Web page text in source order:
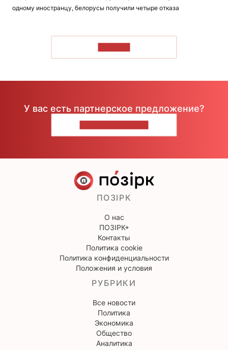
одному иностранцу, белорусы получили четыре отказа
У вас есть партнерское предложение?
ПОЗІРК
О нас
ПОЗІРК+
Контакты
Политика cookie
Политика конфиденциальности
Положения и условия
РУБРИКИ
Все новости
Политика
Экономика
Общество
Аналитика